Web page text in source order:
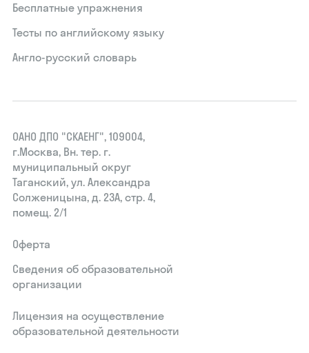
Бесплатные упражнения
Тесты по английскому языку
Англо-русский словарь
ОАНО ДПО "СКАЕНГ", 109004,
г.Москва, Вн. тер. г.
муниципальный округ
Таганский, ул. Александра
Солженицына, д. 23А, стр. 4,
помещ. 2/1
Оферта
Сведения об образовательной
организации
Лицензия на осуществление
образовательной деятельности